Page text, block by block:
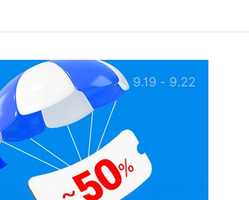
1
[데일리안 오늘뉴스 종합] 축
인 심판에 성접대 의혹, 李대
지율 하락 의식했나, 삼전닉스
물, SK하이닉스 프리마켓 시
2
"오세훈이 주택 공급 않아" "